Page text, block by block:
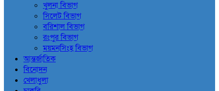
খুলনা বিভাগ
সিলেট বিভাগ
বরিশাল বিভাগ
রংপুর বিভাগ
ময়মনসিংহ বিভাগ
আন্তর্জাতিক
বিনোদন
খেলাধুলা